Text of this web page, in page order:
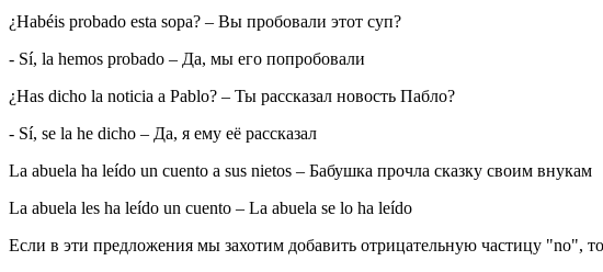
¿Habéis probado esta sopa? – Вы пробовали этот суп?
- Sí, la hemos probado – Да, мы его попробовали
¿Has dicho la noticia a Pablo? – Ты рассказал новость Пабло?
- Sí, se la he dicho – Да, я ему её рассказал
La abuela ha leído un cuento a sus nietos – Бабушка прочла сказку своим внукам
La abuela les ha leído un cuento – La abuela se lo ha leído
Если в эти предложения мы захотим добавить отрицательную частицу "no",